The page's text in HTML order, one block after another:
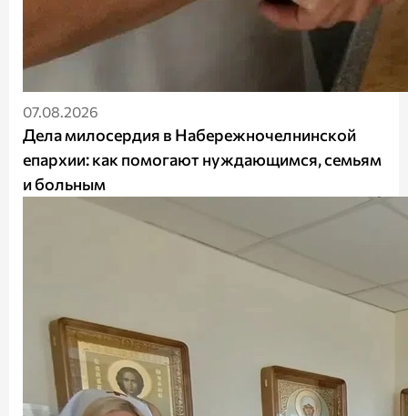
07.08.2026
Дела милосердия в Набережночелнинской
епархии: как помогают нуждающимся, семьям
и больным